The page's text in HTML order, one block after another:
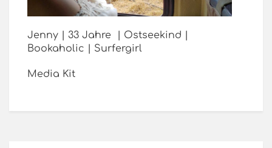
Jenny | 33 Jahre | Ostseekind |
Bookaholic | Surfergirl
Media Kit